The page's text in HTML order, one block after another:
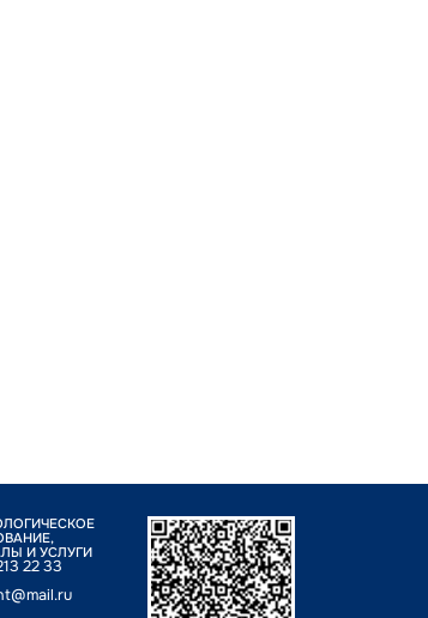
И УСЛУГИ
22 33